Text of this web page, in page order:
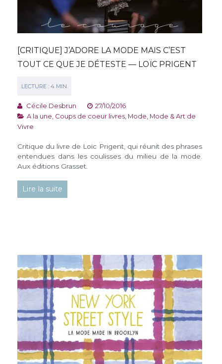
[CRITIQUE] J’ADORE LA MODE MAIS C’EST
TOUT CE QUE JE DÉTESTE — LOÏC PRIGENT
Cécile Desbrun
27/10/2016
A la une, Coups de coeur livres, Mode, Mode & Art de
Vivre
Critique du livre de Loïc Prigent, qui réunit des phrases
entendues dans les coulisses du milieu de la mode.
Aux éditions Grasset.
Lire la suite